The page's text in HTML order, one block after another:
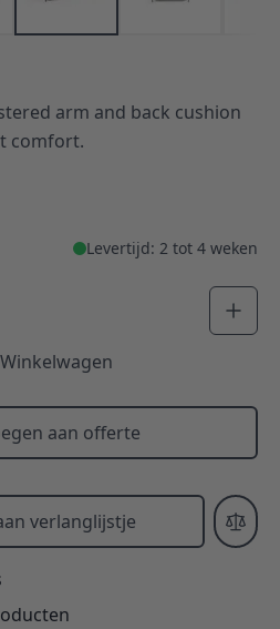
arm and back cushion
comfort.
Levertijd: 2 tot 4 weken
aan offerte
verlanglijstje